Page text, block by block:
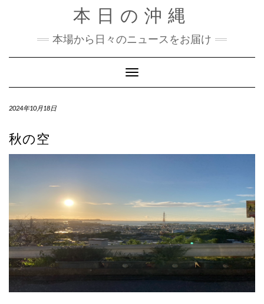
本日の沖縄
本場から日々のニュースをお届け
Toggle Navigation
2024年10月18日
秋の空